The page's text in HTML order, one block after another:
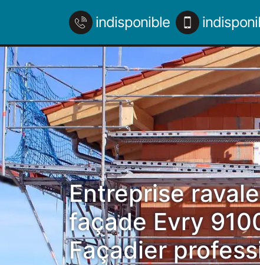
indisponible
Entreprise
façade Evry
Façadier